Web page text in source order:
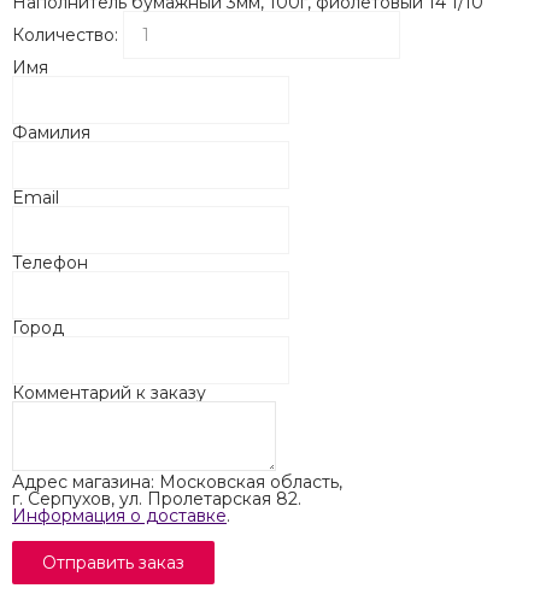
Количество:
Имя
Фамилия
Email
Телефон
Город
Комментарий к заказу
Адрес магазина: Московская область,
г. Серпухов, ул. Пролетарская 82.
Информация о доставке.